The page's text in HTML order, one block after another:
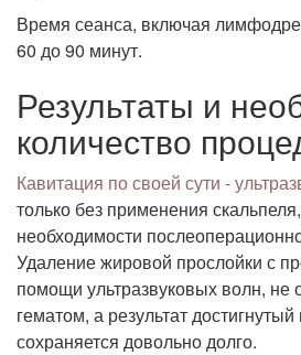
Время сеанса, включая
60 до 90 минут.
Результаты и
количество
Кавитация по своей сути -
только без применения
необходимости
Удаление жировой прослойки с
помощи ультразвуковых волн, не
гематом, а результат
сохраняется довольно долго.